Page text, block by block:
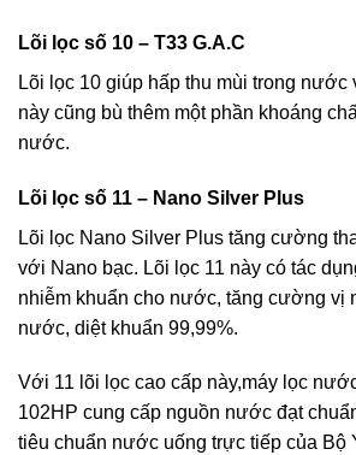
Lõi lọc số 10 – T33 G.A.C
Lõi lọc 10 giúp hấp thu mùi trong nước
này cũng bù thêm một phần khoáng
nước.
Lõi lọc số 11 – Nano Silver Plus
Lõi lọc Nano Silver Plus tăng cường
với Nano bạc. Lõi lọc 11 này có tác
nhiễm khuẩn cho nước, tăng cường vị
nước, diệt khuẩn 99,99%.
Với 11 lõi lọc cao cấp này,máy lọc
102HP cung cấp nguồn nước đạt
tiêu chuẩn nước uống trực tiếp của Bộ